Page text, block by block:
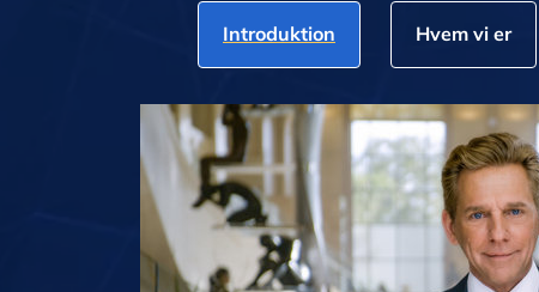
Introduktion Hvem vi er